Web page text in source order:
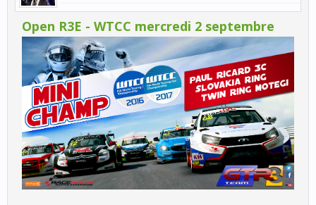
Open R3E - WTCC mercredi 2 septembre